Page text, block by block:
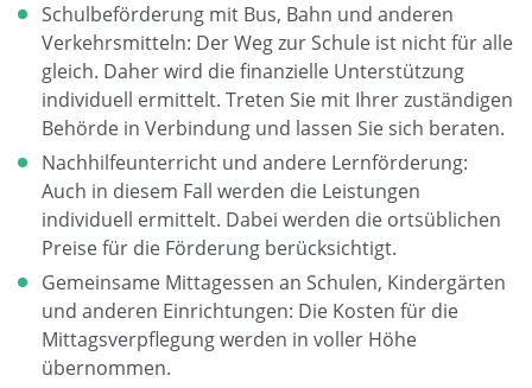
Schulbeförderung mit Bus, Bahn und anderen
Verkehrsmitteln: Der Weg zur Schule ist nicht für alle
gleich. Daher wird die finanzielle Unterstützung
individuell ermittelt. Treten Sie mit Ihrer zuständigen
Behörde in Verbindung und lassen Sie sich beraten.
Nachhilfeunterricht und andere Lernförderung:
Auch in diesem Fall werden die Leistungen
individuell ermittelt. Dabei werden die ortsüblichen
Preise für die Förderung berücksichtigt.
Gemeinsame Mittagessen an Schulen, Kindergärten
und anderen Einrichtungen: Die Kosten für die
Mittagsverpflegung werden in voller Höhe
übernommen.